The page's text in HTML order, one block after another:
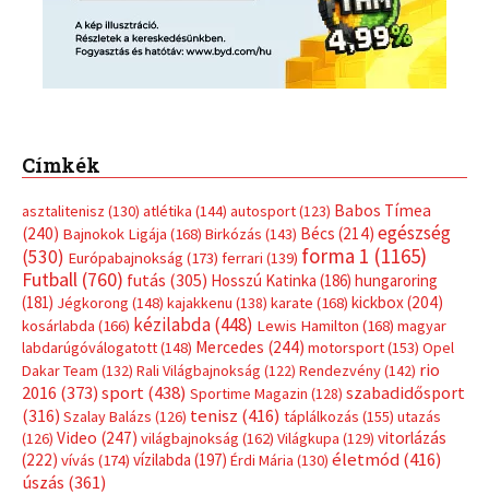
Címkék
asztalitenisz (130) atlétika (144) autosport(123) Babos Tímea
(240) Bajnokok Ligája (168) Birkózás (143) Bécs (214) egészség
(530) Európabajnokság (173) ferrari (139) forma 1 (1165)
Futball (760) futás (305) Hosszú Katinka (186) hungaroring
(181) Jégkorong (148) kajakkenu (138) karate (168) kickbox(204)
kosárlabda (166) kézilabda(448) Lewis Hamilton (168) magyar
labdarúgóválogatott(148) Mercedes (244) motorsport(153) Opel
Dakar Team (132) Rali Világbajnokság (122) Rendezvény(142) rio
2016 (373) sport(438) Sportime Magazin (128) szabadidősport
(316) Szalay Balázs (126) tenisz (416) táplálkozás (155) utazás
(126) Video (247) világbajnokság (162) Világkupa (129) vitorlázás
(222) vívás (174) vízilabda (197) Érdi Mária (130) életmód(416)
úszás (361)